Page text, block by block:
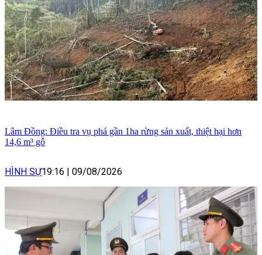
Lâm Đồng: Điều tra vụ phá gần 1ha rừng sản xuất, thiệt hại hơn
14,6 m³ gỗ
HÌNH SỰ19:16 | 09/08/2026